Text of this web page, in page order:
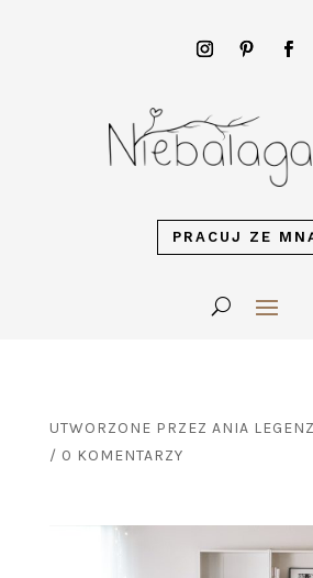
PRACUJ ZE
UTWORZONE PRZEZ ANIA
/ 0 KOMENTARZY